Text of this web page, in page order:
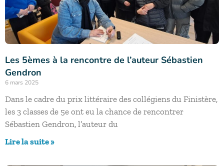
Les 5èmes à la rencontre de l’auteur Sébastien
Gendron
6 mars 2025
Dans le cadre du prix littéraire des collégiens du Finistère,
les 3 classes de 5e ont eu la chance de rencontrer
Sébastien Gendron, l’auteur du
Lire la suite »